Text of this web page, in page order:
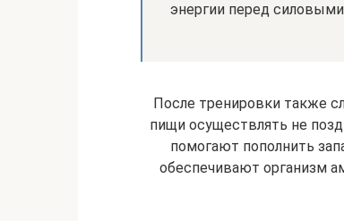
энергии перед
После тренировки также
пищи осуществлять не
помогают пополнить
обеспечивают организм